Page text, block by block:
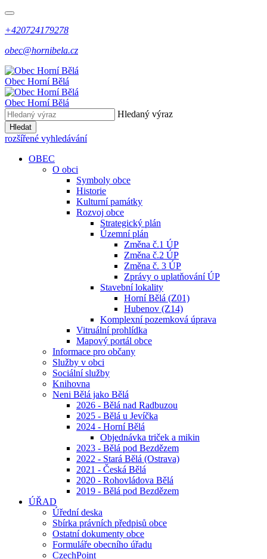
+420724179278
obec@hornibela.cz
Obec HorníBělá
Obec HorníBělá
Hledaný výraz
Hledat
rozšířené vyhledávání
OBEC
O obci
Symboly obce
Historie
Kulturní památky
Rozvoj obce
Strategický plán
Územní plán
Změna č.1 ÚP
Změna č.2 ÚP
Změna č. 3 ÚP
Zprávy o uplatňování ÚP
Stavební lokality
Horní Bělá (Z01)
Hubenov (Z14)
Komplexní pozemková úprava
Vitruální prohlídka
Mapový portál obce
Informace pro občany
Služby v obci
Sociální služby
Knihovna
Neni Bělá jako Bělá
2026 - Bělá nad Radbuzou
2025 - Bělá u Jevíčka
2024 - Horní Bělá
Objednávka triček a mikin
2023 - Bělá pod Bezdězem
2022 - Stará Bělá (Ostrava)
2021 - Česká Bělá
2020 - Rohovládova Bělá
2019 - Bělá pod Bezdězem
ÚŘAD
Úřední deska
Sbírka právních předpisů obce
Ostatní dokumenty obce
Formuláře obecního úřadu
CzechPoint